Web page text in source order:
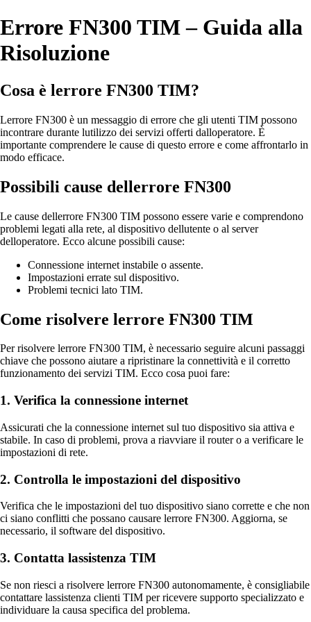
Errore FN300 TIM – Guida alla
Risoluzione
Cosa è lerrore FN300 TIM?
Lerrore FN300 è un messaggio di errore che gli utenti TIM possono
incontrare durante lutilizzo dei servizi offerti dalloperatore. È
importante comprendere le cause di questo errore e come affrontarlo in
modo efficace.
Possibili cause dellerrore FN300
Le cause dellerrore FN300 TIM possono essere varie e comprendono
problemi legati alla rete, al dispositivo dellutente o al server
delloperatore. Ecco alcune possibili cause:
Connessione internet instabile o assente.
Impostazioni errate sul dispositivo.
Problemi tecnici lato TIM.
Come risolvere lerrore FN300 TIM
Per risolvere lerrore FN300 TIM, è necessario seguire alcuni passaggi
chiave che possono aiutare a ripristinare la connettività e il corretto
funzionamento dei servizi TIM. Ecco cosa puoi fare:
1. Verifica la connessione internet
Assicurati che la connessione internet sul tuo dispositivo sia attiva e
stabile. In caso di problemi, prova a riavviare il router o a verificare le
impostazioni di rete.
2. Controlla le impostazioni del dispositivo
Verifica che le impostazioni del tuo dispositivo siano corrette e che non
ci siano conflitti che possano causare lerrore FN300. Aggiorna, se
necessario, il software del dispositivo.
3. Contatta lassistenza TIM
Se non riesci a risolvere lerrore FN300 autonomamente, è consigliabile
contattare lassistenza clienti TIM per ricevere supporto specializzato e
individuare la causa specifica del problema.